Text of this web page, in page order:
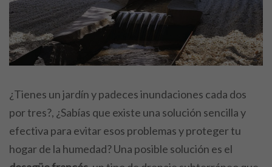
¿Tienes un jardín y padeces inundaciones cada dos
por tres?, ¿Sabías que existe una solución sencilla y
efectiva para evitar esos problemas y proteger tu
hogar de la humedad? Una posible solución es el